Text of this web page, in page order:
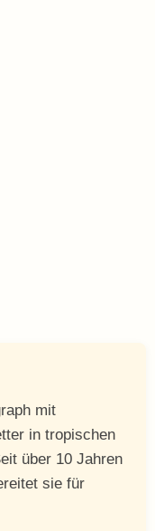
mit
in tropischen
über 10 Jahren
sie für